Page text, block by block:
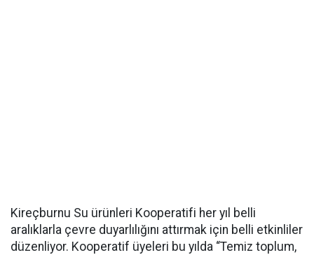
Kireçburnu Su ürünleri Kooperatifi her yıl belli
aralıklarla çevre duyarlılığını attırmak için belli etkinliler
düzenliyor. Kooperatif üyeleri bu yılda “Temiz toplum,